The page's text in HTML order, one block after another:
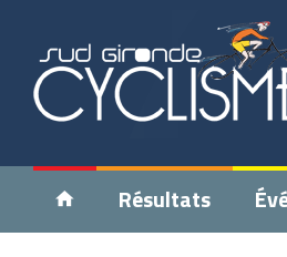
Résultats